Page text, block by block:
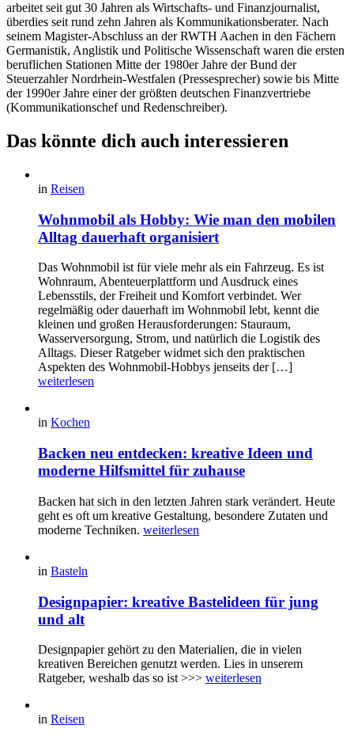
arbeitet seit gut 30 Jahren als Wirtschafts- und Finanzjournalist,
überdies seit rund zehn Jahren als Kommunikationsberater. Nach
seinem Magister-Abschluss an der RWTH Aachen in den Fächern
Germanistik, Anglistik und Politische Wissenschaft waren die ersten
beruflichen Stationen Mitte der 1980er Jahre der Bund der
Steuerzahler Nordrhein-Westfalen (Pressesprecher) sowie bis Mitte
der 1990er Jahre einer der größten deutschen Finanzvertriebe
(Kommunikationschef und Redenschreiber).
Das könnte dich auch interessieren
in Reisen
Wohnmobil als Hobby: Wie man den mobilen
Alltag dauerhaft organisiert
Das Wohnmobil ist für viele mehr als ein Fahrzeug. Es ist
Wohnraum, Abenteuerplattform und Ausdruck eines
Lebensstils, der Freiheit und Komfort verbindet. Wer
regelmäßig oder dauerhaft im Wohnmobil lebt, kennt die
kleinen und großen Herausforderungen: Stauraum,
Wasserversorgung, Strom, und natürlich die Logistik des
Alltags. Dieser Ratgeber widmet sich den praktischen
Aspekten des Wohnmobil-Hobbys jenseits der […]
weiterlesen
in Kochen
Backen neu entdecken: kreative Ideen und
moderne Hilfsmittel für zuhause
Backen hat sich in den letzten Jahren stark verändert. Heute
geht es oft um kreative Gestaltung, besondere Zutaten und
moderne Techniken. weiterlesen
in Basteln
Designpapier: kreative Bastelideen für jung
und alt
Designpapier gehört zu den Materialien, die in vielen
kreativen Bereichen genutzt werden. Lies in unserem
Ratgeber, weshalb das so ist >>> weiterlesen
in Reisen